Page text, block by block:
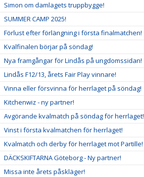
Simon om damlagets truppbygge!
SUMMER CAMP 2025!
Förlust efter förlängning i första finalmatchen!
Kvalfinalen börjar på söndag!
Nya framgångar för Lindås på ungdomssidan!
Lindås F12/13, årets Fair Play vinnare!
Vinna eller försvinna för herrlaget på söndag!
Kitchenwiz - ny partner!
Avgörande kvalmatch på söndag för herrlaget!
Vinst i första kvalmatchen för herrlaget!
Kvalmatch och derby för herrlaget mot Partille!
DÄCKSKIFTARNA Göteborg - Ny partner!
Missa inte årets påskläger!